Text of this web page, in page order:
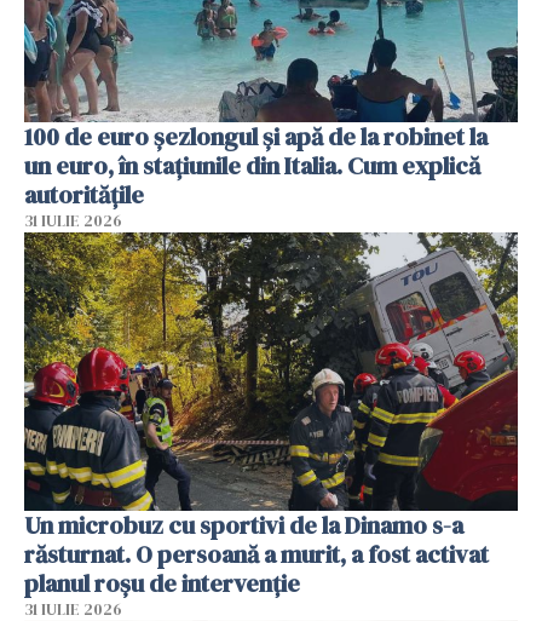
100 de euro șezlongul și apă de la robinet la
un euro, în stațiunile din Italia. Cum explică
autoritățile
31 IULIE 2026
Un microbuz cu sportivi de la Dinamo s-a
răsturnat. O persoană a murit, a fost activat
planul roșu de intervenție
31 IULIE 2026